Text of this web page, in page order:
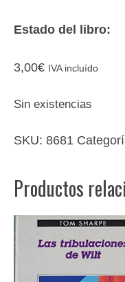
Estado del libro:
3,00€ IVA incluído
Sin existencias
SKU: 8681
Productos